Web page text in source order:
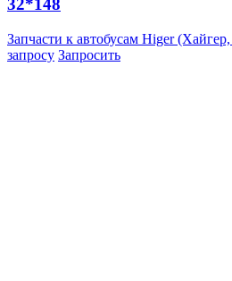
32*148
Запчасти к автобусам Higer
запросу Запросить